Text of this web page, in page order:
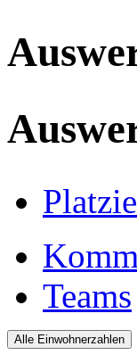
Teams
Alle Einwohnerzahlen